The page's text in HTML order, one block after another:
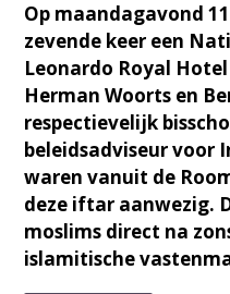
Op maandagavond
zevende keer een
Leonardo Royal
Herman Woorts en
respectievelijk
beleidsadviseur voor
waren vanuit de
deze iftar aanwezig.
moslims direct na
islamitische